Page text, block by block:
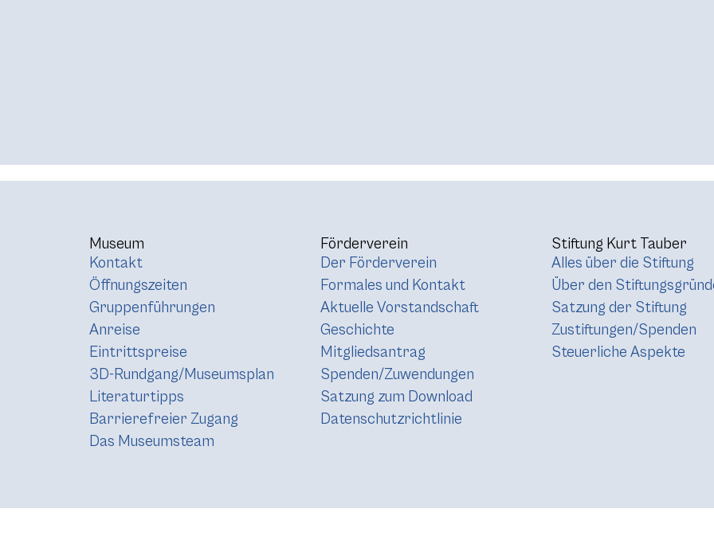
Museum
Kontakt
Öffnungszeiten
Gruppenführungen
Anreise
Eintrittspreise
3D-Rundgang/Museumsplan
Literaturtipps
Barrierefreier Zugang
Das Museumsteam
Förderverein
Der Förderverein
Formales und Kontakt
Aktuelle Vorstandschaft
Geschichte
Mitgliedsantrag
Spenden/Zuwendungen
Satzung zum Download
Datenschutzrichtlinie
Stiftung Kurt Tauber
Alles über die Stiftung
Über den
Satzung der Stiftung
Zustiftungen/Spenden
Steuerliche Aspekte